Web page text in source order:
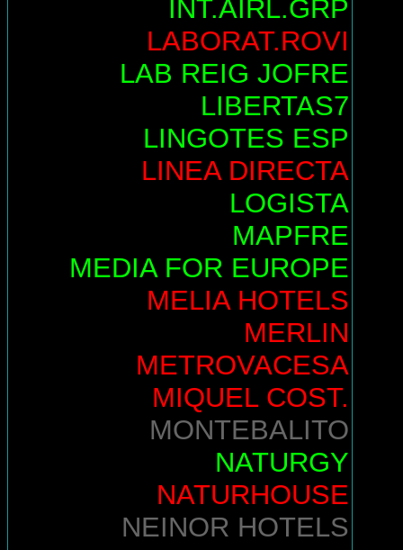
INT.AIRL.GRP
LABORAT.ROVI
LAB REIG JOFRE
LIBERTAS7
LINGOTES ESP
LINEA DIRECTA
LOGISTA
MAPFRE
MEDIA FOR EUROPE
MELIA HOTELS
MERLIN
METROVACESA
MIQUEL COST.
MONTEBALITO
NATURGY
NATURHOUSE
NEINOR HOTELS